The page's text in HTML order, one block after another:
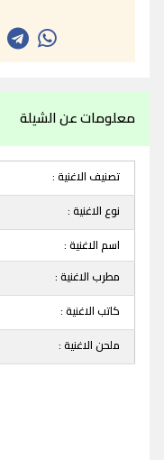
معلومات عن الشيلة
تصنيف الاغنية :
نوع الاغنية :
اسم الاغنية :
مطرب الاغنية :
كاتب الاغنية :
ملحن الاغنية :